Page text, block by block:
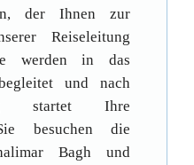
der Ihnen zur
Reiseleitung
werden in das
und nach
startet Ihre
besuchen die
Bagh und